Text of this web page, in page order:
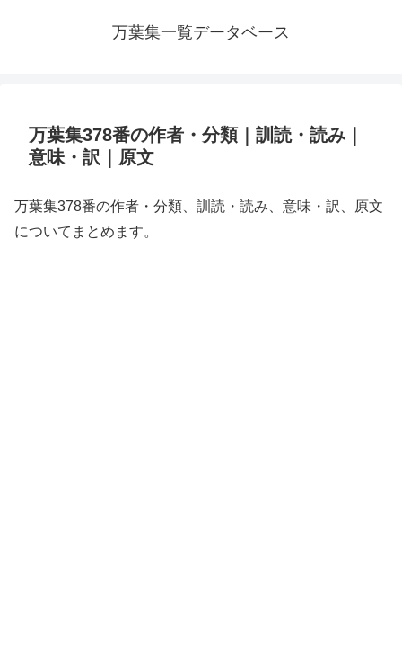
万葉集一覧データベース
万葉集378番の作者・分類｜訓読・読み｜
意味・訳｜原文
万葉集378番の作者・分類、訓読・読み、意味・訳、原文
についてまとめます。